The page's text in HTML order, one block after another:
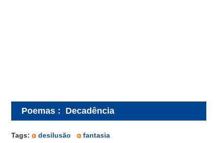
Poemas : Decadência
Tags: desilusão fantasia